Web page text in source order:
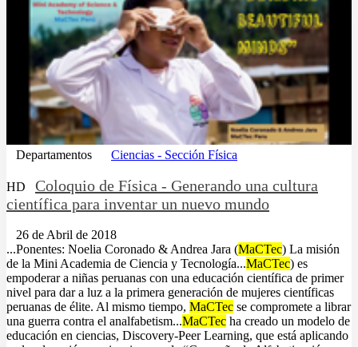
Departamentos Ciencias - Sección Física
HD
Coloquio de Física - Generando una cultura
científica para inventar un nuevo mundo
26 de Abril de 2018
...Ponentes: Noelia Coronado & Andrea Jara (MaCTec) La misión
de la Mini Academia de Ciencia y Tecnología...MaCTec) es
empoderar a niñas peruanas con una educación científica de primer
nivel para dar a luz a la primera generación de mujeres científicas
peruanas de élite. Al mismo tiempo, MaCTec se compromete a librar
una guerra contra el analfabetism...MaCTec ha creado un modelo de
educación en ciencias, Discovery-Peer Learning, que está aplicando